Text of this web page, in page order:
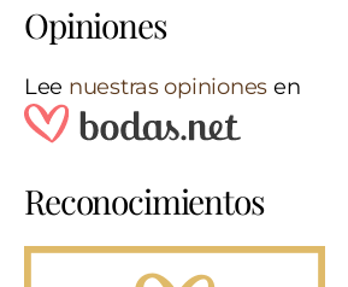
Opiniones
Lee nuestras opiniones en
Reconocimientos